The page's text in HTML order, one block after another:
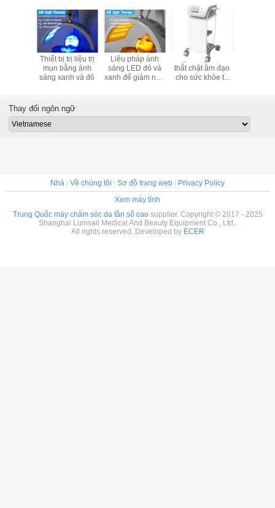
Thiết bị trị liệu trị
mụn bằng ánh
sáng xanh và đỏ
Liệu pháp ánh
sáng LED đỏ và
xanh để giảm nếp
Hệ thống HIFU
thắt chặt âm đạo
cho sức khỏe tư
Thay đổi ngôn ngữ
Nhà Về chúng tôi Sơ đồ trang web
Privacy Policy
Xem máy tính
Trung Quốc máy chăm sóc da tần số caosupplier. Copyright © 2017 - 2025
Shanghai Lumsail Medical And Beauty Equipment Co., Ltd..
All rights reserved. Developed by ECER